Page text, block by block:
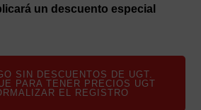
un descuento especial
SIN DESCUENTOS DE UGT.
PARA TENER PRECIOS UGT
EL REGISTRO